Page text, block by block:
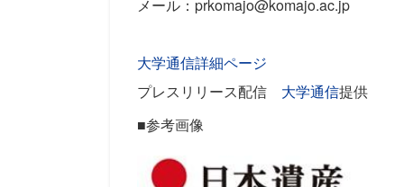
メール：prkomajo@komajo.ac.jp
大学通信詳細ページ
プレスリリース配信 大学通信提供
■参考画像